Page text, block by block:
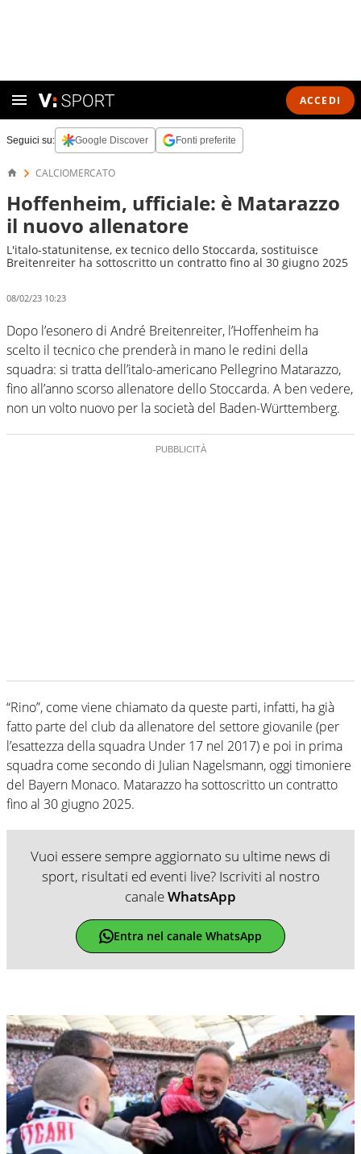
ACCEDI
Seguici su: Google Discover Fonti preferite
CALCIOMERCATO
Hoffenheim, ufficiale: è Matarazzo
il nuovo allenatore
L'italo-statunitense, ex tecnico dello Stoccarda, sostituisce
Breitenreiter ha sottoscritto un contratto fino al 30 giugno 2025
08/02/23 10:23
Dopo l’esonero di André Breitenreiter, l’Hoffenheim ha
scelto il tecnico che prenderà in mano le redini della
squadra: si tratta dell’italo-americano Pellegrino Matarazzo,
fino all’anno scorso allenatore dello Stoccarda. A ben vedere,
non un volto nuovo per la società del Baden-Württemberg.
“Rino”, come viene chiamato da queste parti, infatti, ha già
fatto parte del club da allenatore del settore giovanile (per
l’esattezza della squadra Under 17 nel 2017) e poi in prima
squadra come secondo di Julian Nagelsmann, oggi timoniere
del Bayern Monaco. Matarazzo ha sottoscritto un contratto
fino al 30 giugno 2025.
Vuoi essere sempre aggiornato su ultime news di
sport, risultati ed eventi live? Iscriviti al nostro
canaleWhatsApp
Entra nel canale WhatsApp